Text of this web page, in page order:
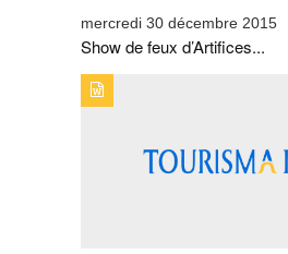
mercredi 30 décembre 2015
Show de feux d’Artifices...